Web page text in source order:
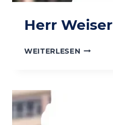
Herr Weiser
WEITERLESENHERR